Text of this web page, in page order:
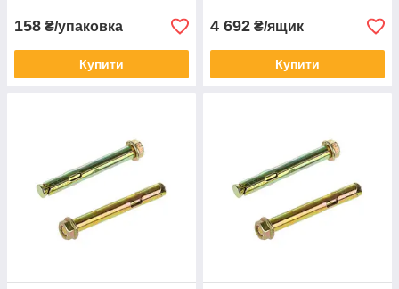
158 ₴/упаковка
Купити
4 692 ₴/ящик
Купити